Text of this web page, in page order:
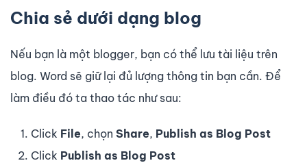
Chia sẻ dưới dạng blog
Nếu bạn là một blogger, bạn có thể lưu tài liệu trên
blog. Word sẽ giữ lại đủ lượng thông tin bạn cần. Để
làm điều đó ta thao tác như sau:
Click File, chọn Share, Publish as Blog Post
Click Publish as Blog Post